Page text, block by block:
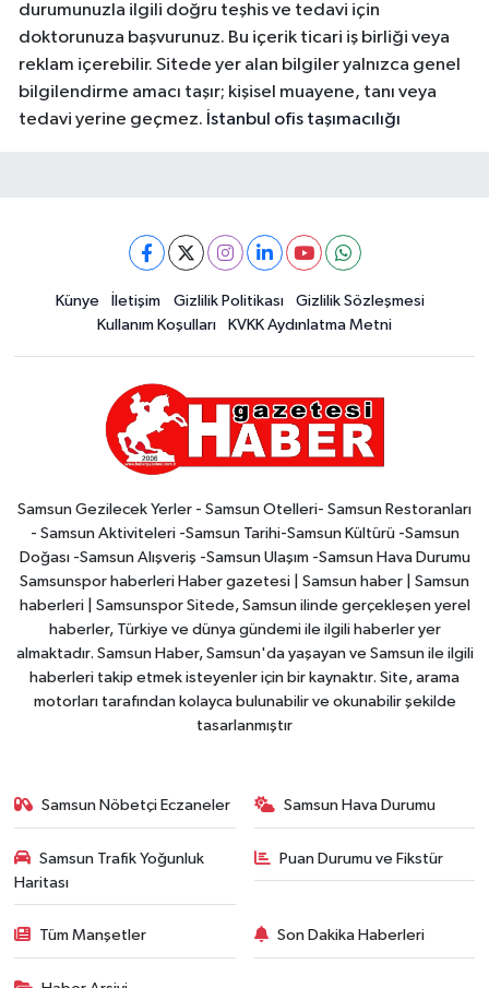
durumunuzla ilgili doğru teşhis ve tedavi için
doktorunuza başvurunuz. Bu içerik ticari iş birliği veya
reklam içerebilir. Sitede yer alan bilgiler yalnızca genel
bilgilendirme amacı taşır; kişisel muayene, tanı veya
tedavi yerine geçmez. İstanbul ofis taşımacılığı
Künye İletişim Gizlilik Politikası
Gizlilik Sözleşmesi
Kullanım Koşulları
KVKK Aydınlatma Metni
Samsun Gezilecek Yerler - Samsun Otelleri- Samsun Restoranları
- Samsun Aktiviteleri -Samsun Tarihi-Samsun Kültürü -Samsun
Doğası -Samsun Alışveriş -Samsun Ulaşım -Samsun Hava Durumu
Samsunspor haberleri Haber gazetesi | Samsun haber | Samsun
haberleri | Samsunspor Sitede, Samsun ilinde gerçekleşen yerel
haberler, Türkiye ve dünya gündemi ile ilgili haberler yer
almaktadır. Samsun Haber, Samsun'da yaşayan ve Samsun ile ilgili
haberleri takip etmek isteyenler için bir kaynaktır. Site, arama
motorları tarafından kolayca bulunabilir ve okunabilir şekilde
tasarlanmıştır
Samsun Nöbetçi Eczaneler Samsun Hava Durumu
Samsun Trafik Yoğunluk
Haritası
Puan Durumu ve Fikstür
Tüm Manşetler Son Dakika Haberleri